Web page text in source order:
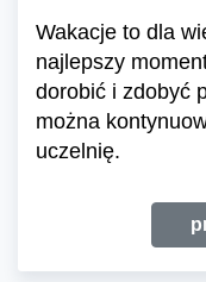
Wakacje to dla
najlepszy
dorobić i zdobyć
można
uczelnię.